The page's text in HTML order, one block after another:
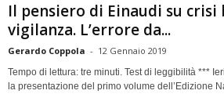
Il pensiero di Einaudi su crisi
vigilanza. L’errore da...
Gerardo Coppola - 12 Gennaio 2019
Tempo di lettura: tre minuti. Test di leggibilità ***
la presentazione del primo volume dell’Edizione